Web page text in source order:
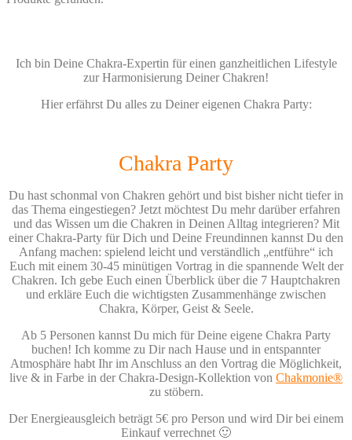
Ich bin Deine Chakra-Expertin für einen ganzheitlichen Lifestyle
zur Harmonisierung Deiner Chakren!
Hier erfährst Du alles zu Deiner eigenen Chakra Party:
Chakra Party
Du hast schonmal von Chakren gehört und bist bisher nicht tiefer in
das Thema eingestiegen? Jetzt möchtest Du mehr darüber erfahren
und das Wissen um die Chakren in Deinen Alltag integrieren? Mit
einer Chakra-Party für Dich und Deine Freundinnen kannst Du den
Anfang machen: spielend leicht und verständlich „entführe“ ich
Euch mit einem 30-45 minütigen Vortrag in die spannende Welt der
Chakren. Ich gebe Euch einen Überblick über die 7 Hauptchakren
und erkläre Euch die wichtigsten Zusammenhänge zwischen
Chakra, Körper, Geist & Seele.
Ab 5 Personen kannst Du mich für Deine eigene Chakra Party
buchen! Ich komme zu Dir nach Hause und in entspannter
Atmosphäre habt Ihr im Anschluss an den Vortrag die Möglichkeit,
live & in Farbe in der Chakra-Design-Kollektion von Chakmonie®
zu stöbern.
Der Energieausgleich beträgt 5€ pro Person und wird Dir bei einem
Einkauf verrechnet 🙂